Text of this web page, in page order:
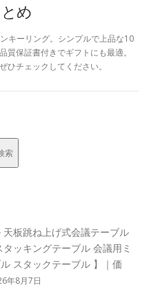
め
キーリング。シンプルで上品な10
保証書付きでギフトにも最適。
ひチェックしてください。
索
天板跳ね上げ式会議テーブル
ッキングテーブル 会議用ミ
スタックテーブル 】｜価
年8月7日